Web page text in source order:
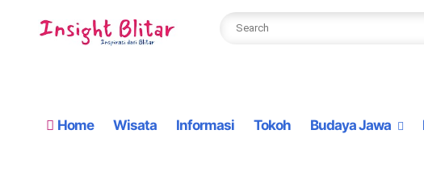
Home Wisata Informasi Tokoh Budaya Jawa